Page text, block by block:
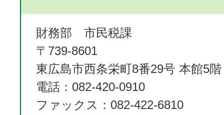
財務部 市民税課
〒739-8601
東広島市西条栄町8番29号 本館5階
電話：082-420-0910
ファックス：082-422-6810